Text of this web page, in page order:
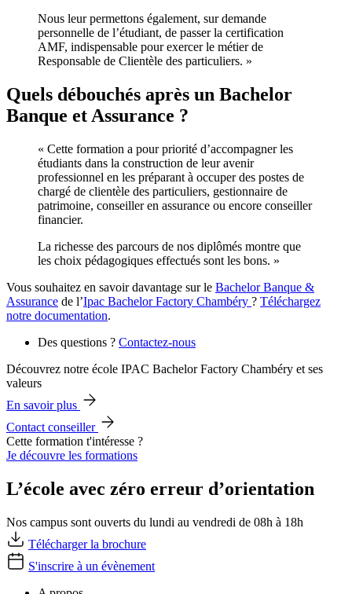
Nous leur permettons également, sur demande
personnelle de l’étudiant, de passer la certification
AMF, indispensable pour exercer le métier de
Responsable de Clientèle des particuliers. »
Quels débouchés après un Bachelor
Banque et Assurance ?
« Cette formation a pour priorité d’accompagner les
étudiants dans la construction de leur avenir
professionnel en les préparant à occuper des postes de
chargé de clientèle des particuliers, gestionnaire de
patrimoine, conseiller en assurance ou encore conseiller
financier.
La richesse des parcours de nos diplômés montre que
les choix pédagogiques effectués sont les bons. »
Vous souhaitez en savoir davantage sur le Bachelor Banque &
Assurance de l’Ipac Bachelor Factory Chambéry ? Téléchargez
notre documentation.
Des questions ? Contactez-nous
Découvrez notre école IPAC Bachelor Factory Chambéry et ses
valeurs
En savoir plus
Contact conseiller
Cette formation t'intéresse ?
Je découvre les formations
L’école avec zéro erreur d’orientation
Nos campus sont ouverts du lundi au vendredi de 08h à 18h
Télécharger la brochure
S'inscrire à un évènement